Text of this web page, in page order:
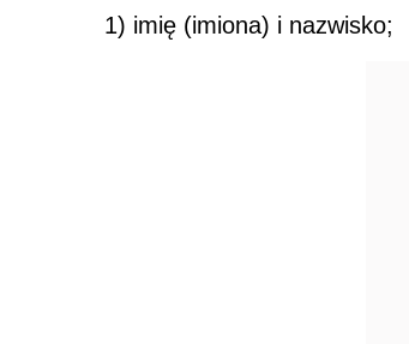
1) imię (imiona) i nazwisko;